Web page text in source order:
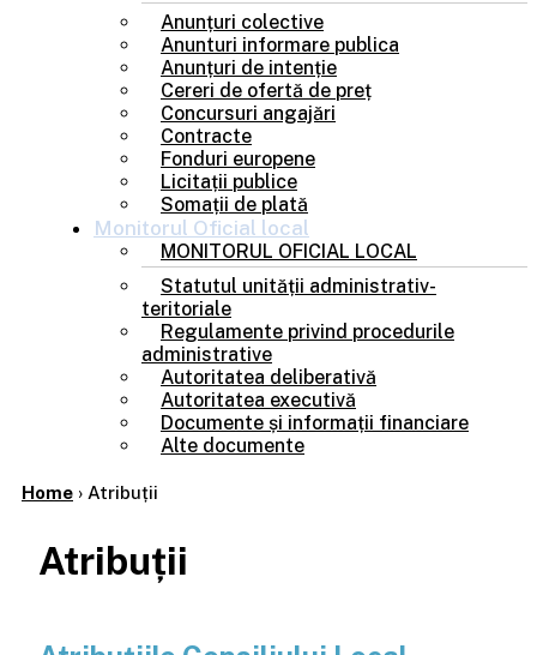
Anunțuri colective
Anunturi informare publica
Anunțuri de intenție
Cereri de ofertă de preț
Concursuri angajări
Contracte
Fonduri europene
Licitații publice
Somații de plată
Monitorul Oficial local
MONITORUL OFICIAL LOCAL
Statutul unității administrativ-
teritoriale
Regulamente privind procedurile
administrative
Autoritatea deliberativă
Autoritatea executivă
Documente și informații financiare
Alte documente
Home › Atribuții
Atribuții